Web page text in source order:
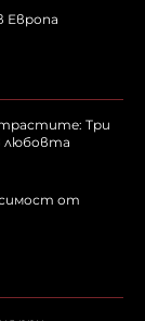
Европа
Три
любовта
от